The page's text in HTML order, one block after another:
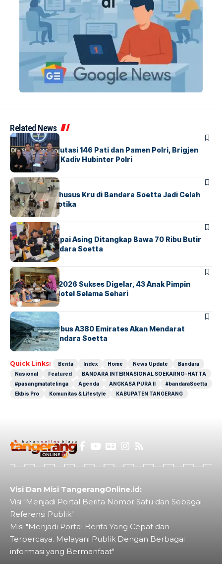
Related News
BERITA
Mabes Polri Mutasi 146 Pati dan Pamen Polri, Brigjen
Untung Jabat Kadiv Hubinter Polri
BANDARABERITA
Ketika Jalur Khusus Kru di Bandara Soetta Jadi Celah
Sindikat Narkotika
BANDARA BERITA
Kopilot Maskapai Asing Ditangkap Bawa 70 Ribu Butir
Ekstasi di Bandara Soetta
BERITAINDEX
GM For A Day 2026 Sukses Digelar, 43 Anak Pimpin
Operasional Hotel Selama Sehari
BANDARA BERITA
8 Agustus, Airbus A380 Emirates Akan Mendarat
Perdana di Bandara Soetta
Quick Links: Berita Index Home News Update
Bandara
Nasional
Featured
BANDARA INTERNASIONAL SOEKARNO-HATTA
#pasangmatatelinga
Agenda ANGKASA PURA II
#bandaraSoetta
Ekbis Pro
Komunitas & Lifestyle KABUPATEN TANGERANG
Visi Dan Misi TangerangOnline.id:
Visi "Menjadi Portal Berita Nomor Satu dan Sebagai
Referensi Publik"
Misi "Menjadi Portal Berita Yang Cepat dan
Terpercaya. Melayani Publik Dengan Berbagai
informasi yang Bermanfaat"